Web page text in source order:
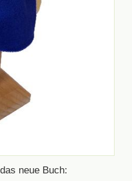
neue Buch: